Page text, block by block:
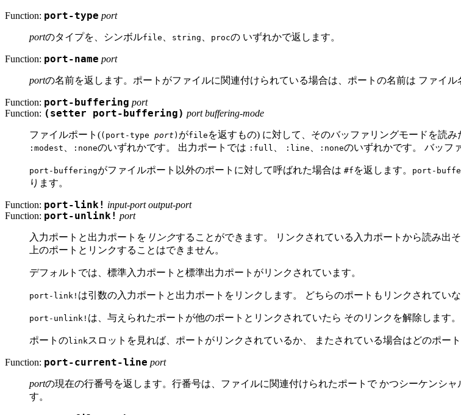
Function: port-type port
portのタイプを、シンボルfile string procの いずれかで返します。
Function: port-name port
portの名前を返します。ポートがファイルに関連付けられている場合は、ポートの名前は ファイ
Function: port-buffering port
Function: (setter port-buffering) port buffering-mode
ファイルポート((port-type port ) がfile を返すもの) に対して、そのバッファリングモードを読
:modest :noneのいずれかです。 出力ポートでは :full :line :noneのいずれかです。 バッフ
port-bufferingがファイルポート以外のポートに対して呼ばれた場合は #f を返します。 port-
ります。
Function: port-link! input-port output-port
Function: port-unlink! port
入力ポートと出力ポートを リンクすることができます。 リンクされている入力ポートから読み出
上のポートとリンクすることはできません。
デフォルトでは、標準入力ポートと標準出力ポートがリンクされています。
port-link! は引数の入力ポートと出力ポートをリンクします。 どちらのポートもリンクされてい
port-unlink! は、与えられたポートが他のポートとリンクされていたら そのリンクを解除します
ポートのlinkスロットを見れば、ポートがリンクされているか、 またされている場合はどのポート
Function: port-current-line port
portの現在の行番号を返します。行番号は、ファイルに関連付けられたポートで かつシーケンシ
す。